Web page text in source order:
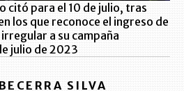
citó para el 10 de julio, tras
los que reconoce el ingreso de
a su campaña
julio de 2023
SILVA